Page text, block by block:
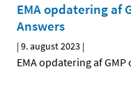
EMA opdatering af
Answers
|9. august 2023 |
EMA opdatering af